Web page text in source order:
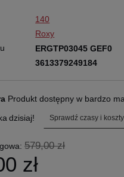
140
Roxy
ERGTP03045 GEF0
3613379249184
Produkt dostępny w bardzo
dzisiaj! Sprawdź czasy i koszty
579,00 zł
zł